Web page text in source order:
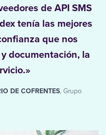
de API SMS
tenía las mejores
que nos
documentación, la
DE COFRENTES, Grupo